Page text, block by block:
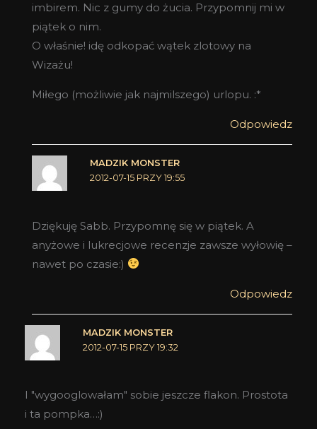
imbirem. Nic z gumy do żucia. Przypomnij mi w
piątek o nim.
O właśnie! idę odkopać wątek zlotowy na
Wizażu!
Miłego (możliwie jak najmilszego) urlopu. :*
Odpowiedz
MADZIK MONSTER
2012-07-15 PRZY 19:55
Dziękuję Sabb. Przypomnę się w piątek. A
anyżowe i lukrecjowe recenzje zawsze wyłowię –
nawet po czasie:)
Odpowiedz
MADZIK MONSTER
2012-07-15 PRZY 19:32
I "wygooglowałam" sobie jeszcze flakon. Prostota
i ta pompka…:)